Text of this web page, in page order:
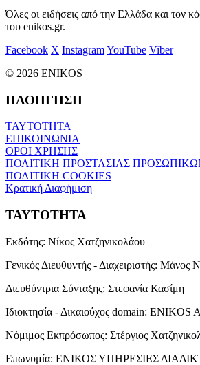
Όλες οι ειδήσεις από την Ελλάδα και τον
του enikos.gr.
Facebook X InstagramYouTube Viber
© 2026 ENIKOS
ΠΛΟΗΓΗΣΗ
ΤΑΥΤΟΤΗΤΑ
ΕΠΙΚΟΙΝΩΝΙΑ
ΟΡΟΙ ΧΡΗΣΗΣ
ΠΟΛΙΤΙΚΗ ΠΡΟΣΤΑΣΙΑΣ
ΠΟΛΙΤΙΚΗ COOKIES
Κρατική Διαφήμιση
ΤΑΥΤΟΤΗΤΑ
Εκδότης: Νίκος Χατζηνικολάου
Γενικός Διευθυντής - Διαχειριστής: Μάνος
Διευθύντρια Σύνταξης: Στεφανία Κασίμη
Ιδιοκτησία - Δικαιούχος domain: ENIKOS
Νόμιμος Εκπρόσωπος: Στέργιος
Επωνυμία: ΕΝΙΚΟΣ ΥΠΗΡΕΣΙΕΣ